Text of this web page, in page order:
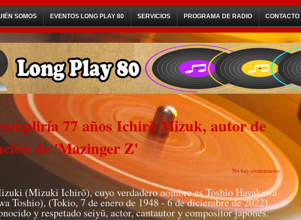
SOMOS EVENTOS LONG PLAY 80 SERVICIOS PROGRAMA DE RADIO CONTACTO
77 años Ichirō Mizuk, autor de
de 'Mazinger Z'
No hay comentarios:
(Mizuki Ichirō), cuyo verdadero nombre es Toshio Hayakawa
Toshio), (Tokio, 7 de enero de 1948 - 6 de diciembre de 2022)
y respetado seiyū, actor, cantautor y compositor japonés.